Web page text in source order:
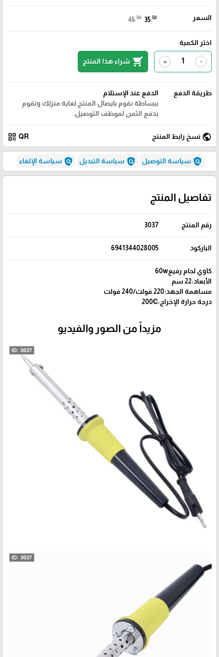
السعر 45 ₪ 35 ₪
اختر الكمية
-
+
shopping_cart شراء هذا المنتج
طريقة الدفع
الدفع عند الإستلام
ببساطة نقوم بايصال المنتج لغاية منزلك وتقوم
بدفع الثمن لموظف التوصيل.
public نسخ رابط المنتج QR
qr_code
policy سياسة التوصيل policy سياسة التبديل policy سياسة الإلغاء
تفاصيل المنتج
رقم المنتج 3037
الباركود 6941344028005
كاوي لحام رفيع60w
الأبعاد:22 سم
مساهمة الجهد:220 فولت/240 فولت
درجة حرارة الإخراج:200C
مزيداً من الصور والفيديو